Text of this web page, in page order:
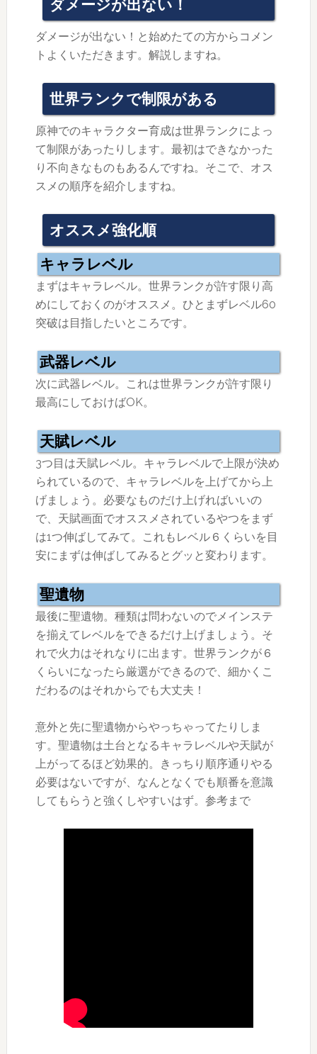
ダメージが出ない！
ダメージが出ない！と始めたての方からコメン
トよくいただきます。解説しますね。
世界ランクで制限がある
原神でのキャラクター育成は世界ランクによっ
て制限があったりします。最初はできなかった
り不向きなものもあるんですね。そこで、オス
スメの順序を紹介しますね。
オススメ強化順
キャラレベル
まずはキャラレベル。世界ランクが許す限り高
めにしておくのがオススメ。ひとまずレベル60
突破は目指したいところです。
武器レベル
次に武器レベル。これは世界ランクが許す限り
最高にしておけばOK。
天賦レベル
3つ目は天賦レベル。キャラレベルで上限が決め
られているので、キャラレベルを上げてから上
げましょう。必要なものだけ上げればいいの
で、天賦画面でオススメされているやつをまず
は1つ伸ばしてみて。これもレベル６くらいを目
安にまずは伸ばしてみるとグッと変わります。
聖遺物
最後に聖遺物。種類は問わないのでメインステ
を揃えてレベルをできるだけ上げましょう。そ
れで火力はそれなりに出ます。世界ランクが６
くらいになったら厳選ができるので、細かくこ
だわるのはそれからでも大丈夫！
意外と先に聖遺物からやっちゃってたりしま
す。聖遺物は土台となるキャラレベルや天賦が
上がってるほど効果的。きっちり順序通りやる
必要はないですが、なんとなくでも順番を意識
してもらうと強くしやすいはず。参考まで